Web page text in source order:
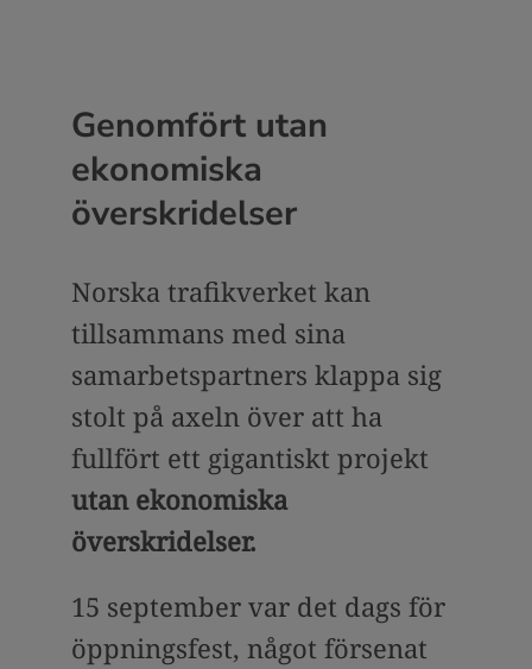
Genomfört utan
ekonomiska
överskridelser
Norska trafikverket kan
tillsammans med sina
samarbetspartners klappa sig
stolt på axeln över att ha
fullfört ett gigantiskt projekt
utan ekonomiska
överskridelser.
15 september var det dags för
öppningsfest, något försenat